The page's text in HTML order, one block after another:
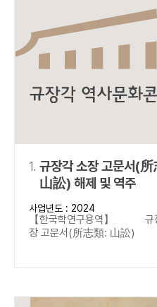
검색 연산
OR
동시에 여러 개의
1. 규장각 소장 고문서(
山訟) 해제 및 역주
사업년도 : 2024
【한국학연구용역】 규
장 고문서(所志類: 山